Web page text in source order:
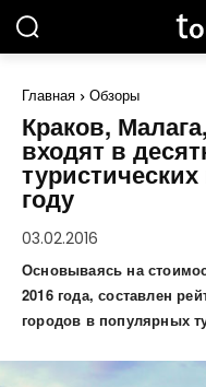
Главная Обзоры
Краков,
входят в
году
03.02.2016
Основываясь на
2016 года, составлен
городов в популярных